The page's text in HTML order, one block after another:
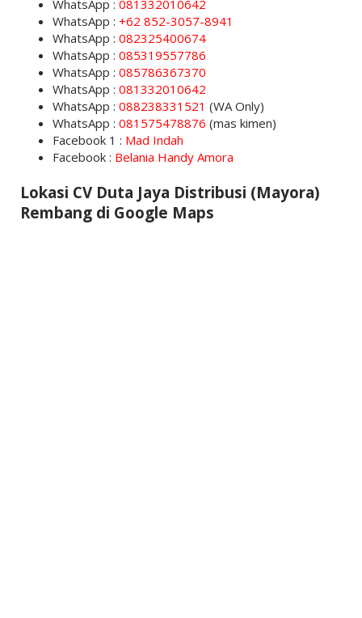
WhatsApp : 081332010642
WhatsApp : +62 852-3057-8941
WhatsApp : 082325400674
WhatsApp : 085319557786
WhatsApp : 085786367370
WhatsApp : 081332010642
WhatsApp : 088238331521 (WA Only)
WhatsApp : 081575478876 (mas kimen)
Facebook 1 : Mad Indah
Facebook : Belania Handy Amora
Lokasi CV Duta Jaya Distribusi (Mayora)
Rembang di Google Maps